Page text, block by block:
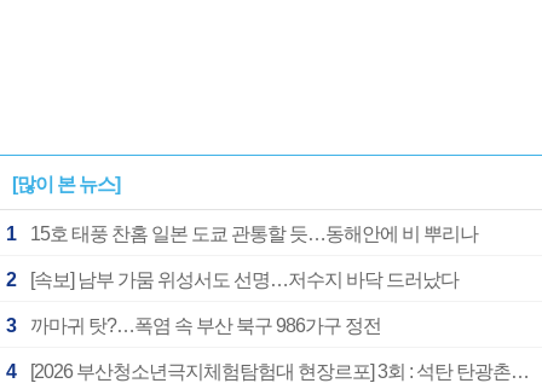
[많이 본 뉴스]
1 15호 태풍 찬홈 일본 도쿄 관통할 듯…동해안에 비 뿌리나
2 [속보] 남부 가뭄 위성서도 선명…저수지 바닥 드러났다
3 까마귀 탓?…폭염 속 부산 북구 986가구 정전
4 [2026 부산청소년극지체험탐험대 현장르포] 3회 : 석탄 탄광촌에서 북극 연구의 중심지로